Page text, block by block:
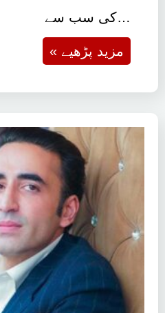
کی سب سے…
« مزید پڑھیے